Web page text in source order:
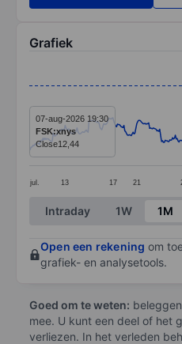
Grafiek
The chart has 1 X axis
The chart has 1 Y axis
jul. 13 17 21
07-aug-2026 19:30
FSK:xnys
Close12,44
End of interactive chart.
Intraday 1W 1M
Open een rekening om
grafiek- en analysetools.
Goed om te weten:
mee. U kunt een deel of het
verliezen. In het verleden